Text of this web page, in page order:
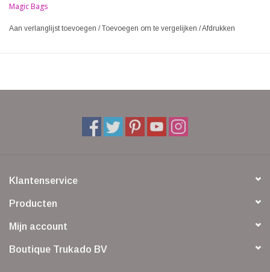
Magic Bags
Aan verlanglijst toevoegen /Toevoegen om te vergelijken /Afdrukken
Klantenservice
Producten
Mijn account
Boutique Trukado BV